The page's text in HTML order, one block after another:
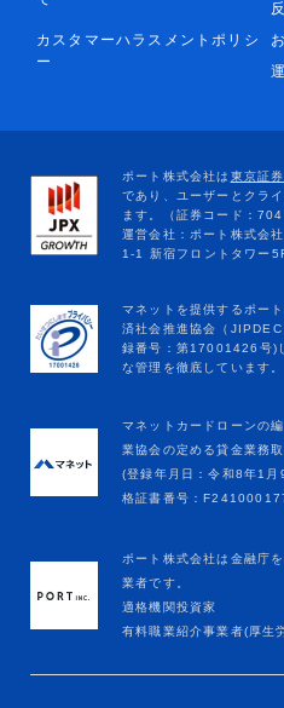
カスタマーハラスメントポリシ
ー
マネットカードローンの
業協会の定める貸金業務
(登録年月日：令和8年1
格証書番号：
ポート株式会社は金融庁
業者です。
適格機関投資家
有料職業紹介事業者(厚